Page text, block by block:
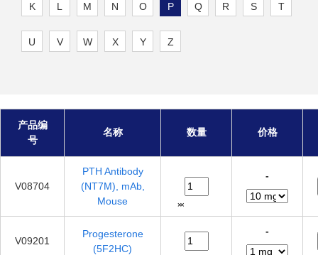
K L M N O P Q R S T
U V W X Y Z
产品编
号
名称 数量 价格
V08704
PTH Antibody
(NT7M), mAb,
Mouse
-
V09201
Progesterone
(5F2HC)
-